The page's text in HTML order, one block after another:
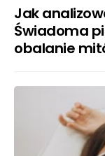
Jak
Świadoma
obalanie